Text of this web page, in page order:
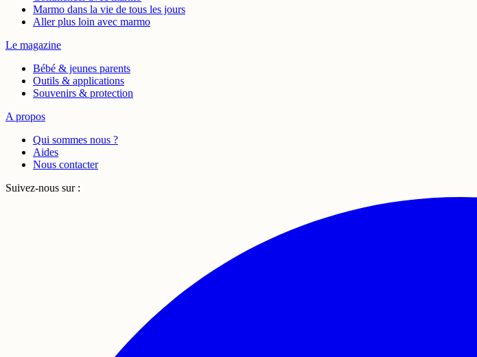
Marmo dans la vie de tous les jours
Aller plus loin avec marmo
Le magazine
Bébé & jeunes parents
Outils & applications
Souvenirs & protection
A propos
Qui sommes nous ?
Aides
Nous contacter
Suivez-nous sur :